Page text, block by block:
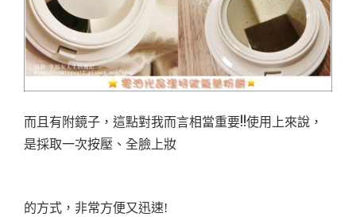
而且有附鏡子，這點對我而言相當重要!!使用上來說，
是採取一次按壓、全臉上妝
的方式， 非常方便又迅速!